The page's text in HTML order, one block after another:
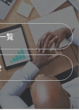
覧